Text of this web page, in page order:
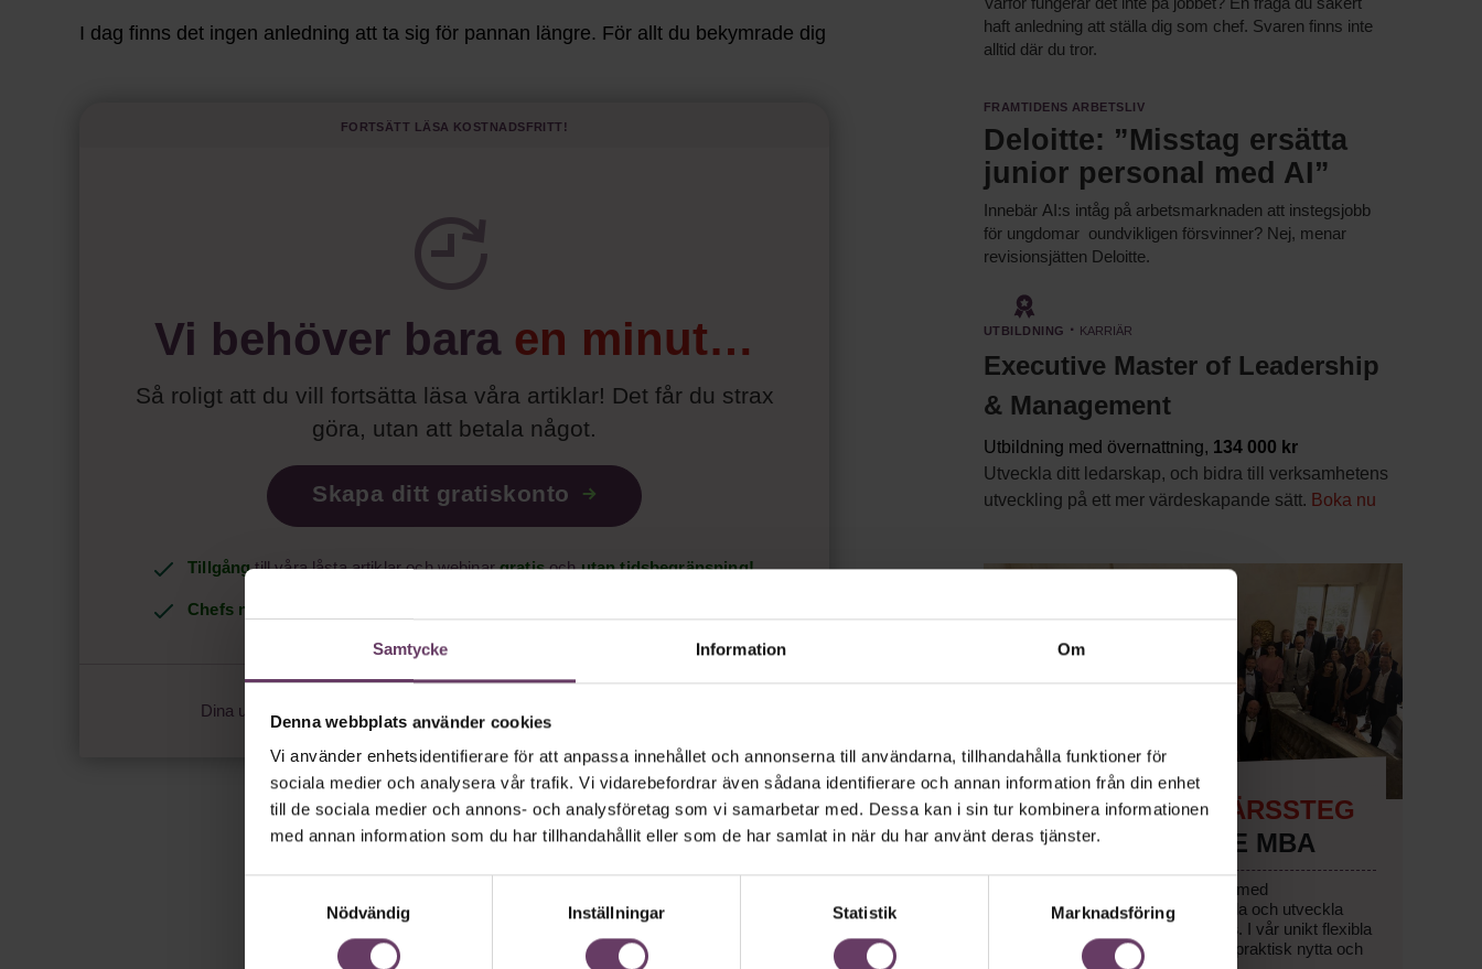
Samtycke Information Om
Denna webbplats använder cookies
Vi använder enhetsidentifierare för att anpassa innehållet och annonserna till användarna, tillhandahålla funktioner för
sociala medier och analysera vår trafik. Vi vidarebefordrar även sådana identifierare och annan information från din enhet
till de sociala medier och annons- och analysföretag som vi samarbetar med. Dessa kan i sin tur kombinera informationen
med annan information som du har tillhandahållit eller som de har samlat in när du har använt deras tjänster.
Nödvändig
Inställningar Statistik Marknadsföring
I dag finns det ingen anledning att ta sig för pannan längre. För allt du bekymrade dig
rekryteringar som fanns då var att det gick att ladda upp sitt cv på ställen som
Fortsätt läsa kostnadsfritt!
Vi behöver bara en minut…
Så roligt att du vill fortsätta läsa våra artiklar! Det får du strax
göra, utan att betala något.
Skapa ditt gratiskonto
Tillgångtill våra låsta artiklar och webinargratisochutan tidsbegränsning!
Chefs nyhetsbrev
Dina uppgifter delas aldrig med tredje part.
haft anledning att ställa dig som chef. Svaren finns inte
alltid där du tror.
Framtidens arbetsliv
Deloitte: ”Misstag ersätta
junior personal med AI”
Innebär AI:s intåg på arbetsmarknaden att instegsjobb
för ungdomar oundvikligen försvinner? Nej, menar
revisionsjätten Deloitte.
Utbildning · Karriär
Executive Master of Leadership
& Management
Utbildning med övernattning, 134 000 kr
Utveckla ditt ledarskap, och bidra till verksamhetens
utveckling på ett mer värdeskapande sätt. Boka nu
TA NÄSTA KARRIÄRSSTEG
– MED EXECUTIVE MBA
Lyft lönsamheten och karriären med
helhetsperspektivpå att leda och utveckla
med affärsfokus. I vår unikt flexibla
Executive MBAfår du träning, praktisk nytta och